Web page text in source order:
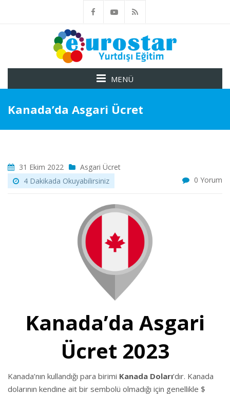
MENÜ
Kanada’da Asgari Ücret
31 Ekim 2022
Asgari Ücret
4 Dakikada Okuyabilirsiniz
0 Yorum
Kanada’da Asgari
Ücret 2023
Kanada’nın kullandığı para birimi Kanada Doları‘dır. Kanada
dolarının kendine ait bir sembolü olmadığı için genellikle $